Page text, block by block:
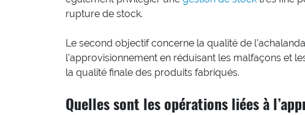
rupture de stock.
Le second objectif concerne la qualité de
l’approvisionnement en réduisant les malfaçons et
la qualité finale des produits fabriqués.
Quelles sont les opérations liées à